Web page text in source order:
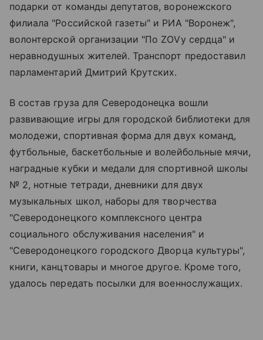
подарки от команды депутатов, воронежского
филиала "Российской газеты" и РИА "Воронеж",
волонтерской организации "По ZОVу сердца" и
неравнодушных жителей. Транспорт предоставил
парламентарий Дмитрий Крутских.
В состав груза для Северодонецка вошли
развивающие игры для городской библиотеки для
молодежи, спортивная форма для двух команд,
футбольные, баскетбольные и волейбольные мячи,
наградные кубки и медали для спортивной школы
№ 2, нотные тетради, дневники для двух
музыкальных школ, наборы для творчества
"Северодонецкого комплексного центра
социального обслуживания населения" и
"Северодонецкого городского Дворца культуры",
книги, канцтовары и многое другое. Кроме того,
удалось передать посылки для военнослужащих.